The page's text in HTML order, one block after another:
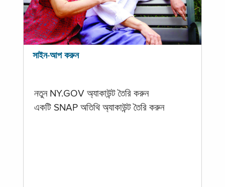
সাইন-আপ করুন
নতুন NY.GOV অ্যাকাউন্ট তৈরি করুন
একটি SNAP অতিথি অ্যাকাউন্ট তৈরি করুন